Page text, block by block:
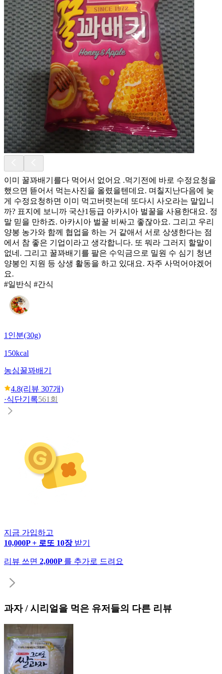
이미 꿀꽈배기를다 먹어서 없어요 .먹기전에 바로 수정요청을
했으면 뜯어서 먹는사진을 올렸을텐데요. 며칠지난다음에 늦
게 수정요청하면 이미 먹고버렷는데 또다시 사오라는 말입니
까? 표지에 보니까 국산1등급 아카시아 벌꿀을 사용한대요. 정
말 믿을 만하죠. 아카시아 벌꿀 비싸고 좋잖아요. 그리고 우리
양봉 농가와 함께 협업을 하는 거 같애서 서로 상생한다는 점
에서 참 좋은 기업이라고 생각합니다. 또 뭐라 그러지 할말이
없네. 그리고 꿀꽈배기를 팔은 수익금으로 밀원 수 심기 청년
양봉인 지원 등 상생 활동을 하고 있대요. 자주 사먹어야겠어
요.
#일반식 #간식
1인분(30g)
150kcal
농심꿀꽈배기
4.8(리뷰 307개)
·식단기록561회
지금 가입하고
10,000P + 로또 10장 받기
리뷰 쓰면 2,000P 를 추가로 드려요
과자 / 시리얼을 먹은 유저들의 다른 리뷰